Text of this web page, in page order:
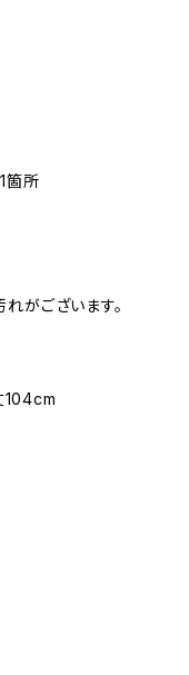
1箇所
がございます。
104cm